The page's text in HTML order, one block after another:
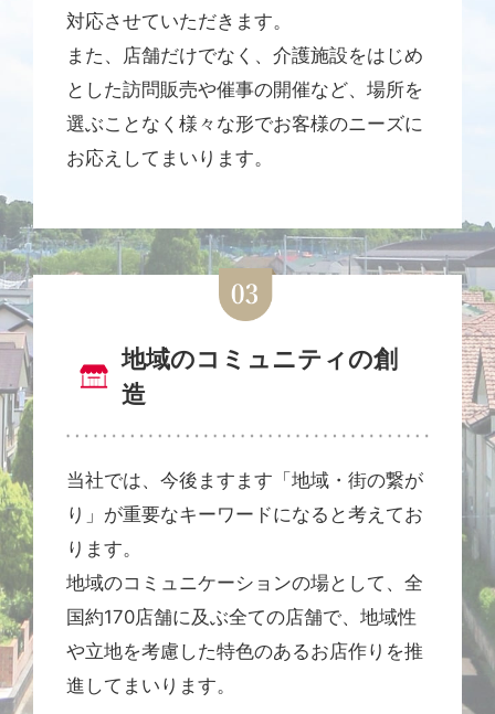
対応させていただきます。
また、店舗だけでなく、介護施設をはじめ
とした訪問販売や催事の開催など、場所を
選ぶことなく様々な形でお客様のニーズに
お応えしてまいります。
地域のコミュニティの創
造
当社では、今後ますます「地域・街の繋が
り」が重要なキーワードになると考えてお
ります。
地域のコミュニケーションの場として、全
国約170店舗に及ぶ全ての店舗で、地域性
や立地を考慮した特色のあるお店作りを推
進してまいります。